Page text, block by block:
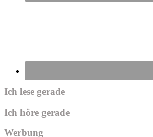
Ich lese gerade
Ich höre gerade
Werbung